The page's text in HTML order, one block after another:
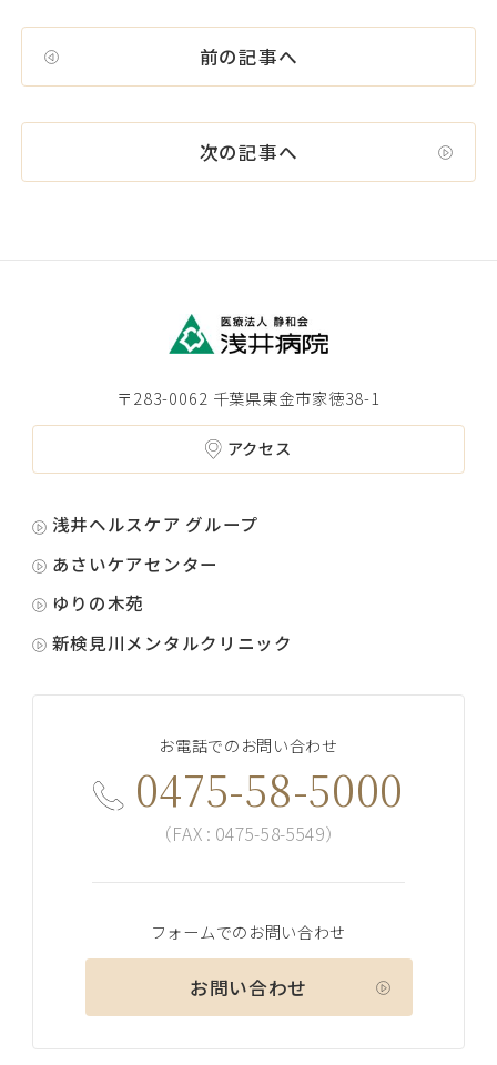
前の記事へ
次の記事へ
〒283-0062 千葉県東金市家徳38-1
アクセス
浅井ヘルスケア グループ
あさいケアセンター
ゆりの木苑
新検見川メンタルクリニック
お電話でのお問い合わせ
0475-58-5000
（FAX : 0475-58-5549）
フォームでのお問い合わせ
お問い合わせ